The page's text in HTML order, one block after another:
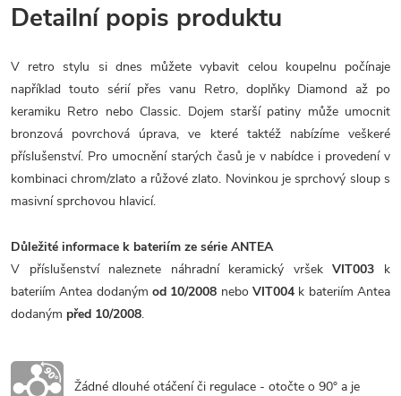
Detailní popis produktu
V retro stylu si dnes můžete vybavit celou koupelnu počínaje
například touto sérií přes vanu Retro, doplňky Diamond až po
keramiku Retro nebo Classic. Dojem starší patiny může umocnit
bronzová povrchová úprava, ve které taktéž nabízíme veškeré
příslušenství. Pro umocnění starých časů je v nabídce i provedení v
kombinaci chrom/zlato a růžové zlato. Novinkou je sprchový sloup s
masivní sprchovou hlavicí.
Důležité informace k bateriím ze série ANTEA
V příslušenství naleznete náhradní keramický vršekVIT003 k
bateriím Antea dodaným od 10/2008 neboVIT004 k bateriím Antea
dodaným před 10/2008.
Žádné dlouhé otáčení či regulace - otočte o 90° a je